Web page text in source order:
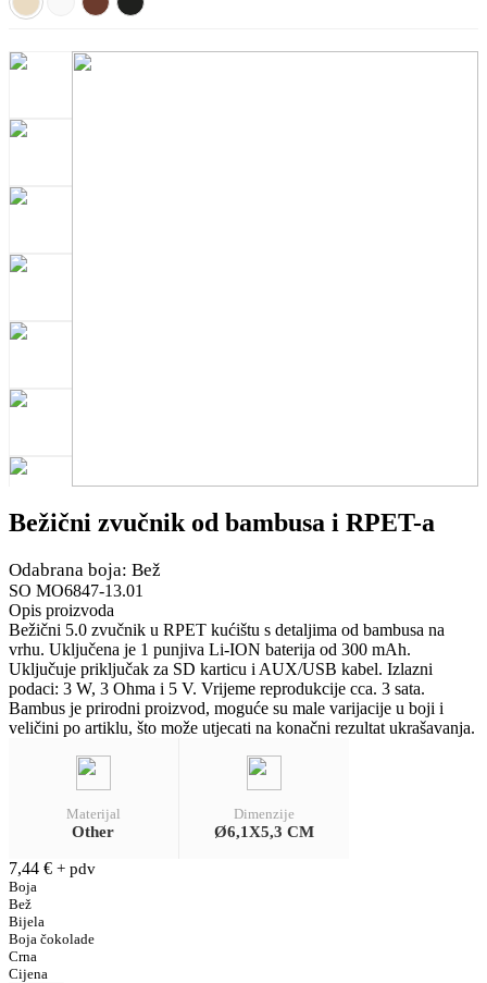
Bežični zvučnik od bambusa i RPET-a
Odabrana boja: Bež
SO MO6847-13.01
Opis proizvoda
Bežični 5.0 zvučnik u RPET kućištu s detaljima od bambusa na
vrhu. Uključena je 1 punjiva Li-ION baterija od 300 mAh.
Uključuje priključak za SD karticu i AUX/USB kabel. Izlazni
podaci: 3 W, 3 Ohma i 5 V. Vrijeme reprodukcije cca. 3 sata.
Bambus je prirodni proizvod, moguće su male varijacije u boji i
veličini po artiklu, što može utjecati na konačni rezultat ukrašavanja.
Materijal
Other
Dimenzije
Ø6,1X5,3 CM
7,44 € + pdv
Boja
Bež
Bijela
Boja čokolade
Crna
Cijena